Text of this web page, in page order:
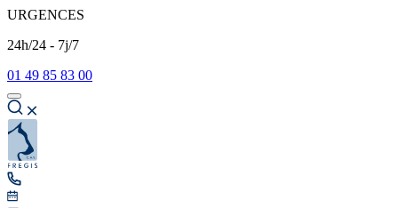
URGENCES
24h/24 - 7j/7
01 49 85 83 00